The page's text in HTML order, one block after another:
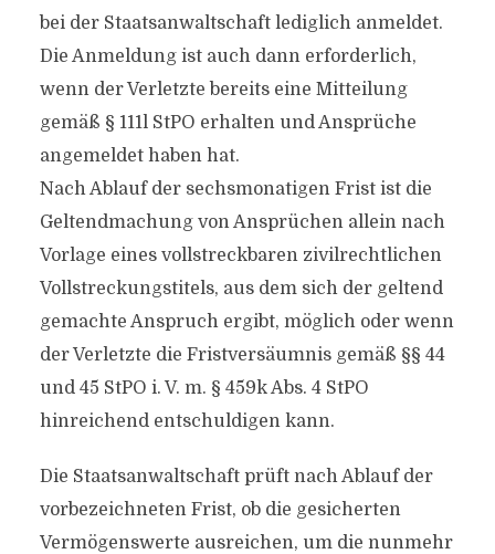
bei der Staatsanwaltschaft lediglich anmeldet.
Die Anmeldung ist auch dann erforderlich,
wenn der Verletzte bereits eine Mitteilung
gemäß § 111l StPO erhalten und Ansprüche
angemeldet haben hat.
Nach Ablauf der sechsmonatigen Frist ist die
Geltendmachung von Ansprüchen allein nach
Vorlage eines vollstreckbaren zivilrechtlichen
Vollstreckungstitels, aus dem sich der geltend
gemachte Anspruch ergibt, möglich oder wenn
der Verletzte die Fristversäumnis gemäß §§ 44
und 45 StPO i. V. m. § 459k Abs. 4 StPO
hinreichend entschuldigen kann.
Die Staatsanwaltschaft prüft nach Ablauf der
vorbezeichneten Frist, ob die gesicherten
Vermögenswerte ausreichen, um die nunmehr